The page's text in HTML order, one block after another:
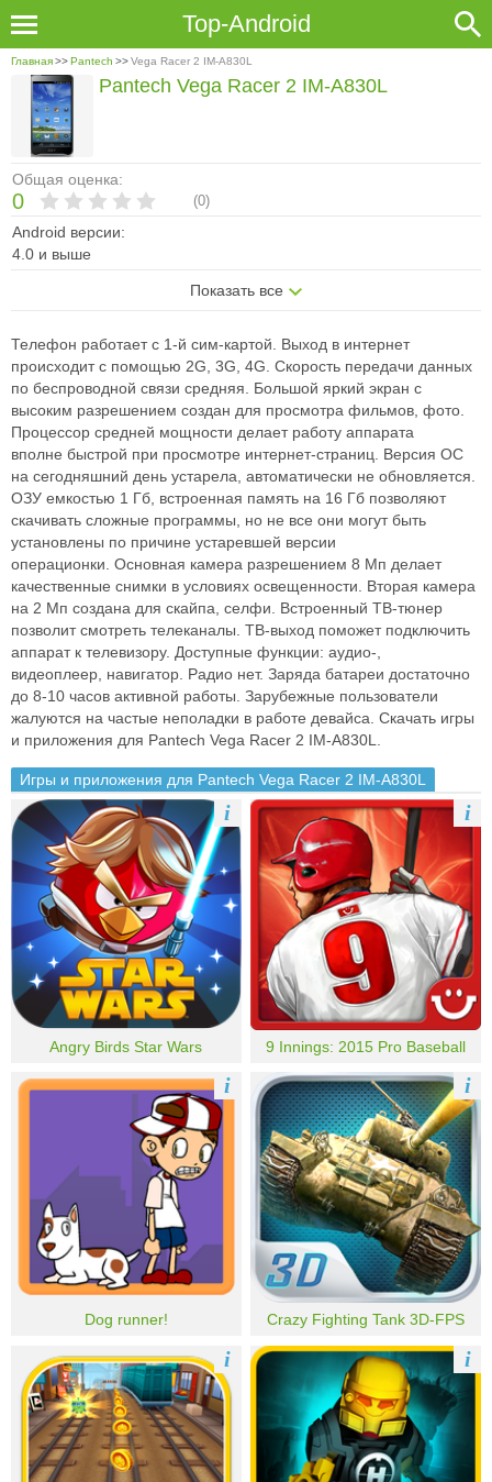
Top-Android
Главная>>Pantech >>Vega Racer 2 IM-A830L
Общая оценка:
0 (0)
Android версии:
4.0 и выше
Показать все
Pantech Vega Racer 2 IM-A830L
Телефон работает с 1-й сим-картой. Выход в интернет
происходит с помощью 2G, 3G, 4G. Скорость передачи данных
по беспроводной связи средняя. Большой яркий экран с
высоким разрешением создан для просмотра фильмов, фото.
Процессор средней мощности делает работу аппарата
вполне быстрой при просмотре интернет-страниц. Версия ОС
на сегодняшний день устарела, автоматически не обновляется.
ОЗУ емкостью 1 Гб, встроенная память на 16 Гб позволяют
скачивать сложные программы, но не все они могут быть
установлены по причине устаревшей версии
операционки. Основная камера разрешением 8 Мп делает
качественные снимки в условиях освещенности. Вторая камера
на 2 Мп создана для скайпа, селфи. Встроенный ТВ-тюнер
позволит смотреть телеканалы. ТВ-выход поможет подключить
аппарат к телевизору. Доступные функции: аудио-,
видеоплеер, навигатор. Радио нет. Заряда батареи достаточно
до 8-10 часов активной работы. Зарубежные пользователи
жалуются на частые неполадки в работе девайса. Скачать игры
и приложения для Pantech Vega Racer 2 IM-A830L.
Игры и приложения для Pantech Vega Racer 2 IM-A830L
Angry Birds Star Wars
i
9 Innings: 2015 Pro Baseball
i
Dog runner!
i
Crazy Fighting Tank 3D-FPS
i
i i